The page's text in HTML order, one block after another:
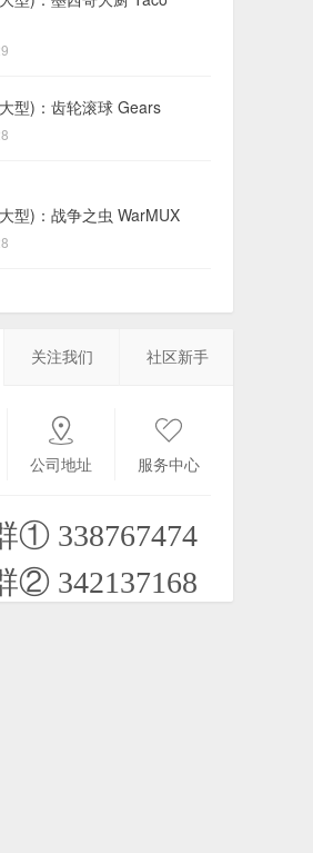
型)：齿轮滚球 Gears
型)：战争之虫 WarMUX
型)：模拟人生_TheSims 3
】nokia官方3D贪食蛇
关注我们 社区新手
公司地址 服务中心
① 338767474
② 342137168